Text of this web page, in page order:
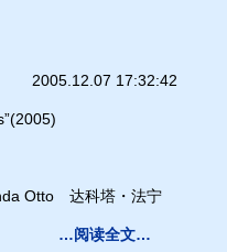
2005.12.07 17:32:42
Otto 达科塔・法宁
…阅读全文…